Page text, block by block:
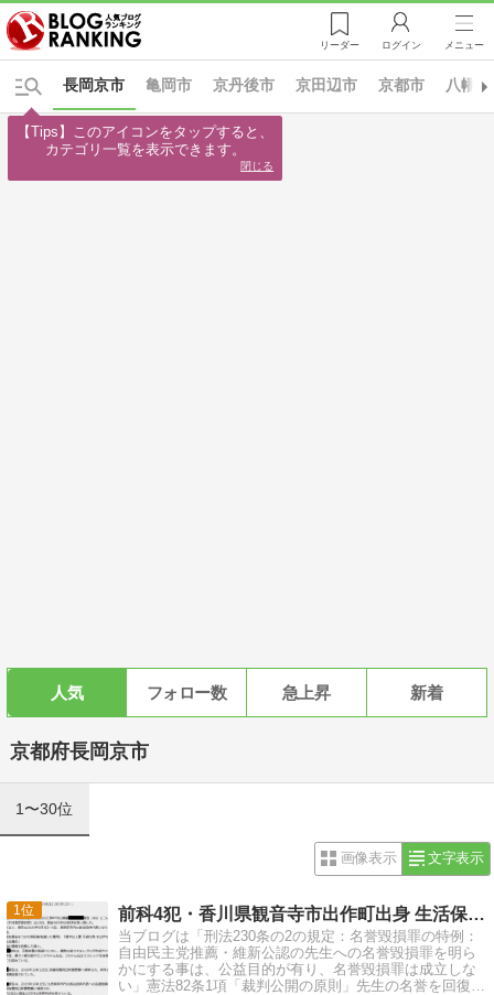
リーダー ログイン メニュー
亀岡市 京丹後市 京田辺市 京都市 八幡市
長岡京市
人気 フォロー数 急上昇 新着
京都府長岡京市
1〜30位
画像表示 文字表示
1 前科4犯・香川県観音寺市出作町出身 生活保護男性を逮捕
当ブログは「刑法230条の2の規定：名誉毀損罪の特例：
自由民主党推薦・維新公認の先生への名誉毀損罪を明ら
かにする事は、公益目的が有り、名誉毀損罪は成立しな
い」憲法82条1項「裁判公開の原則」先生の名誉を回復す
【Tips】このアイコンをタップすると、
カテゴリ一覧を表示できます。
閉じる